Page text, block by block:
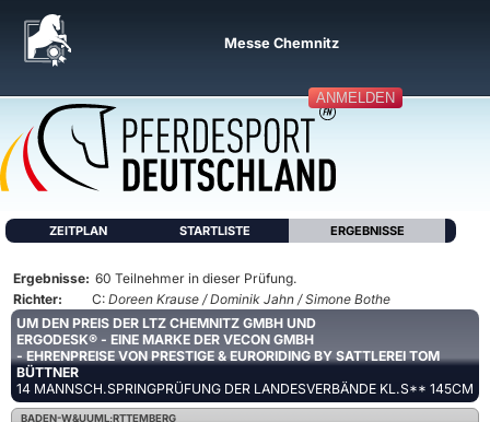
ANMELDEN
Messe Chemnitz
ZEITPLAN STARTLISTE ERGEBNISSE
Ergebnisse: 60 Teilnehmer in dieser Prüfung.
Richter:
C: Doreen Krause / Dominik Jahn / Simone Bothe
UM DEN PREIS DER LTZ CHEMNITZ GMBH UND
ERGODESK® - EINE MARKE DER VECON GMBH
- EHRENPREISE VON PRESTIGE & EURORIDING BY SATTLEREI TOM
BÜTTNER
14 MANNSCH.SPRINGPRÜFUNG DER LANDESVERBÄNDE KL.S** 145CM
BADEN-W&UUML;RTTEMBERG